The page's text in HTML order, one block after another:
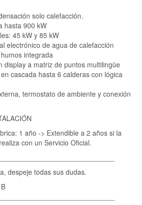
solo calefacción.
hasta 900 kW
45 kW y 85 kW
electrónico de agua de calefacción
integrada
display a matriz de puntos multilingüe
cascada hasta 6 calderas con lógica
termostato de ambiente y conexión
1 año -> Extendible a 2 años si la
con un Servicio Oficial.
despeje todas sus dudas.